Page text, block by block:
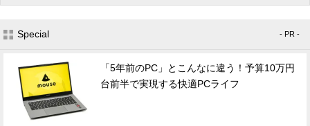
Special - PR -
「5年前のPC」とこんなに違う！予算10万円
台前半で実現する快適PCライフ